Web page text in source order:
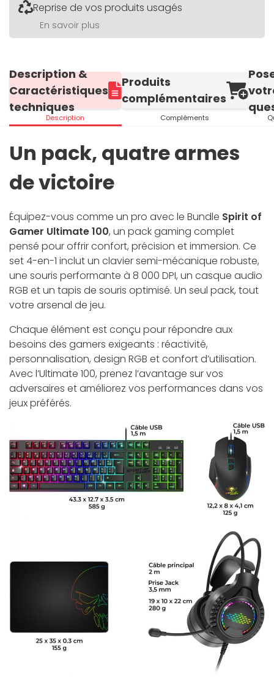
Reprise de vos produits usagés
En savoir plus
Description &
Caractéristiques
techniques
Description
Produits
complémentaires
Compléments
Un pack, quatre armes
de victoire
Équipez-vous comme un pro avec le Bundle Spirit of
Gamer Ultimate 100, un pack gaming complet
pensé pour offrir confort, précision et immersion. Ce
set 4-en-1 inclut un clavier semi-mécanique robuste,
une souris performante à 8 000 DPI, un casque audio
RGB et un tapis de souris optimisé. Un seul pack, tout
votre arsenal de jeu.
Chaque élément est conçu pour répondre aux
besoins des gamers exigeants : réactivité,
personnalisation, design RGB et confort d’utilisation.
Avec l’Ultimate 100, prenez l’avantage sur vos
adversaires et améliorez vos performances dans vos
jeux préférés.